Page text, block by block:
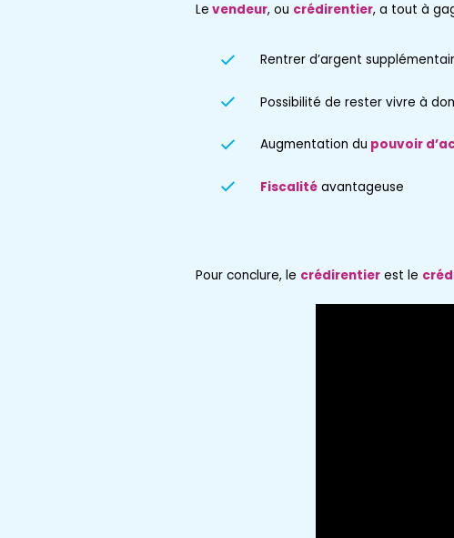
Le vendeur, ou crédirentier, a tout à
Rentrer d’argent
Possibilité de rester vivre à
Augmentation du pouvoir
Fiscalitéavantageuse
Pour conclure, le crédirentierest le